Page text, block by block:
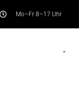
Mo–Fr 8–17 Uhr